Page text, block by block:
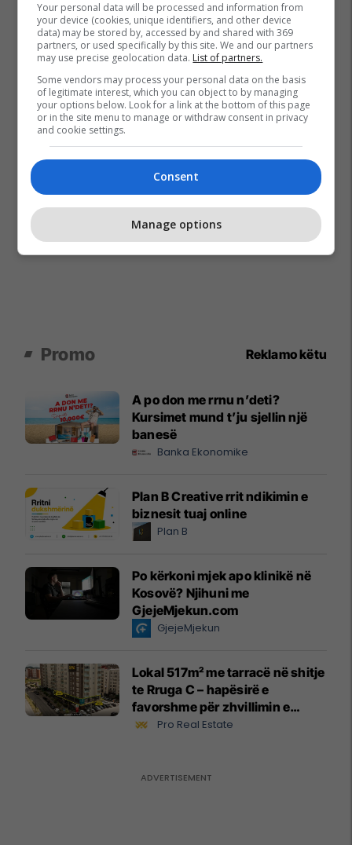
Promo Reklamo këtu
A po don me rrnu n’deti?
Kursimet mund t’ju sjellin një
banesë
Banka Ekonomike
Plan B Creative rrit ndikimin e
biznesit tuaj online
Plan B
Po kërkoni mjek apo klinikë në
Kosovë? Njihuni me
GjejeMjekun.com
GjejeMjekun
Lokal 517m² me tarracë në shitje
te Rruga C – hapësirë e
favorshme për zhvillimin e
biznesit #15796
Pro Real Estate
Your personal data will be processed and information from
your device (cookies, unique identifiers, and other device
data) may be stored by, accessed by and shared with 369
partners, or used specifically by this site. We and our partners
may use precise geolocation data. List of partners.
Some vendors may process your personal data on the basis
of legitimate interest, which you can object to by managing
your options below. Look for a link at the bottom of this page
or in the site menu to manage or withdraw consent in privacy
and cookie settings.
Consent
Manage options